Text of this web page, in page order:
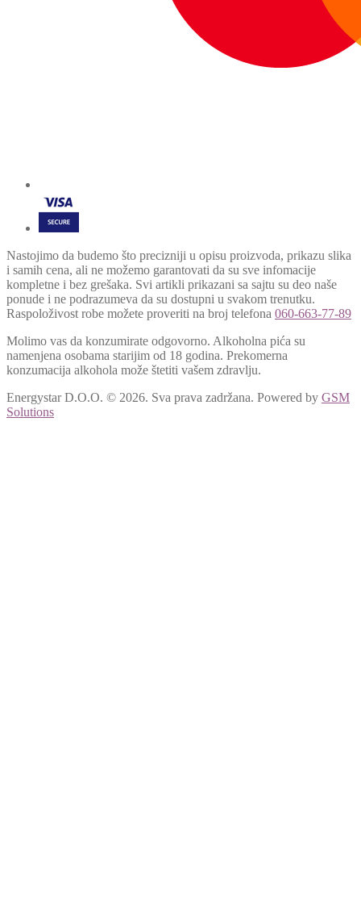
Nastojimo da budemo što precizniji u opisu proizvoda, prikazu slika
i samih cena, ali ne možemo garantovati da su sve infomacije
kompletne i bez grešaka. Svi artikli prikazani sa sajtu su deo naše
ponude i ne podrazumeva da su dostupni u svakom trenutku.
Raspoloživost robe možete proveriti na broj telefona 060-663-77-89
Molimo vas da konzumirate odgovorno. Alkoholna pića su
namenjena osobama starijim od 18 godina. Prekomerna
konzumacija alkohola može štetiti vašem zdravlju.
Energystar D.O.O. © 2026. Sva prava zadržana. Powered by GSM
Solutions